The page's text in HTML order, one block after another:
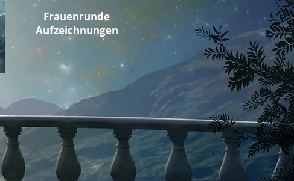
Frauenrunde
Aufzeichnungen